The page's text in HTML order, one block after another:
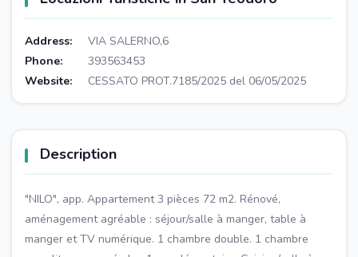
Address:
VIA SALERNO,6
Phone:
393563453
Website:
CESSATO PROT.7185/2025 del 06/05/2025
Description
"NILO", app. Appartement 3 pièces 72 m2. Rénové,
aménagement agréable : séjour/salle à manger, table à
manger et TV numérique. 1 chambre double. 1 chambre